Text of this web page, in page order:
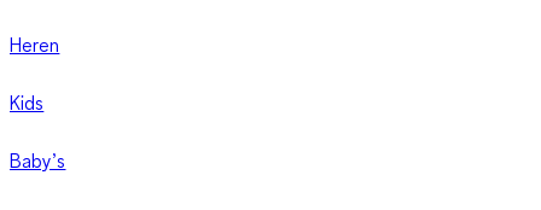
Heren
Kids
Baby’s